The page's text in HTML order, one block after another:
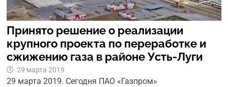
Принято решение о реализации
крупного проекта по переработке и
сжижению газа в районе Усть-Луги
29 марта 2019
29 марта 2019. Сегодня ПАО «Газпром»